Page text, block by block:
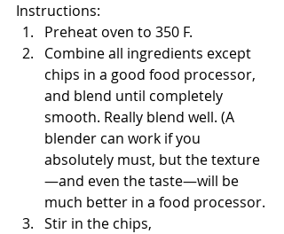
Instructions:
Preheat oven to 350 F.
Combine all ingredients except
chips in a good food processor,
and blend until completely
smooth. Really blend well. (A
blender can work if you
absolutely must, but the texture
—and even the taste—will be
much better in a food processor.
Stir in the chips,